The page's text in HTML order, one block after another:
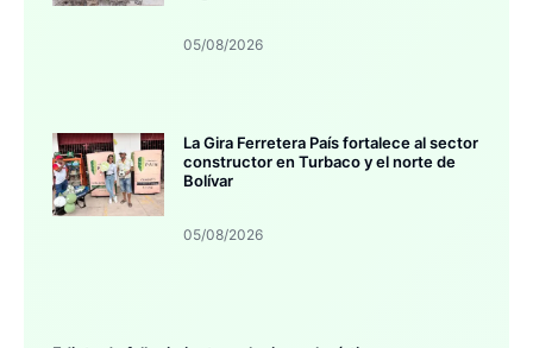
05/08/2026
La Gira Ferretera País fortalece al sector
constructor en Turbaco y el norte de
Bolívar
05/08/2026